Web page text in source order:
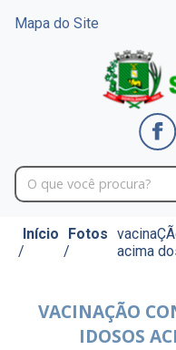
Mapa do Site
Início
/
Fotos
/
acima
VACINAÇÃO
IDOSOS